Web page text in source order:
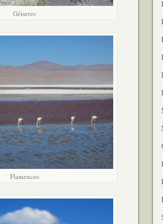
Géiseres
Flamencos